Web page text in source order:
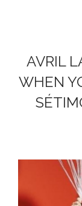
AVRIL
WHEN